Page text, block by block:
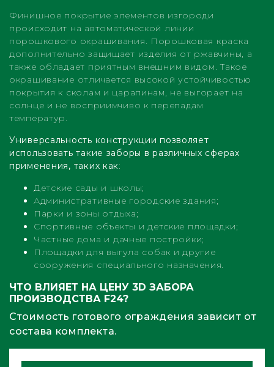
Финишное покрытие элементов изгороди
происходит на автоматической линии
порошкового окрашивания. Порошковая краска
дополнительно защищает изделия от ржавчины, а
также обладает приятным внешним видом. Такое
окрашивание отличается высокой устойчивостью
покрытия к сколам и царапинам, не выгорает на
солнце и не восприимчиво к перепадам
температур.
Универсальность конструкции позволяет
использовать такие заборы в различных сферах
применения, таких как:
Детские сады и школы;
Административные городские здания;
Парки и зоны отдыха;
Спортивные объекты и детские площадки;
Частные дома и дачные постройки;
Площадки для выгула собак и другие
сооружения специального назначения.
ЧТО ВЛИЯЕТ НА ЦЕНУ 3D ЗАБОРА
ПРОИЗВОДСТВА F24?
Стоимость готового ограждения зависит от
состава комплекта.